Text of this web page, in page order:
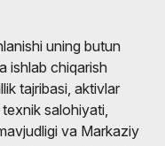
uning butun
ishlab chiqarish
tajribasi, aktivlar
salohiyati,
va Markaziy